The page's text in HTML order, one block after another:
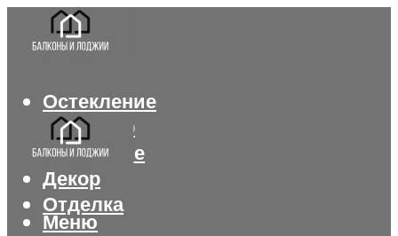
Остекление
Интерьер
Утепление
Декор
Отделка
Меню